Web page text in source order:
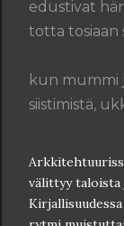
edustivat
totta tosiaan
kun mummi
siistimistä,
välittyy taloista